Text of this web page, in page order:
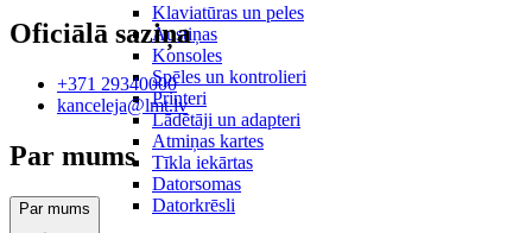
Klaviatūras un peles
Austiņas
Konsoles
Spēles un kontrolieri
Printeri
Lādētāji un adapteri
Atmiņas kartes
Tīkla iekārtas
Datorsomas
Datorkrēsli
Oficiālā saziņa
+371 29340000
kanceleja@lmt.lv
Par mums
Par mums